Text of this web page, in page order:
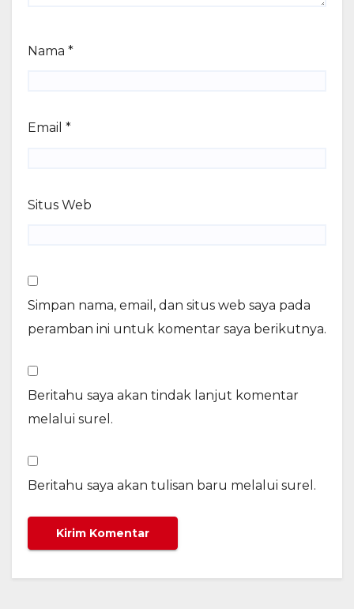
Nama *
Email *
Situs Web
Simpan nama, email, dan situs web saya pada
peramban ini untuk komentar saya berikutnya.
Beritahu saya akan tindak lanjut komentar
melalui surel.
Beritahu saya akan tulisan baru melalui surel.